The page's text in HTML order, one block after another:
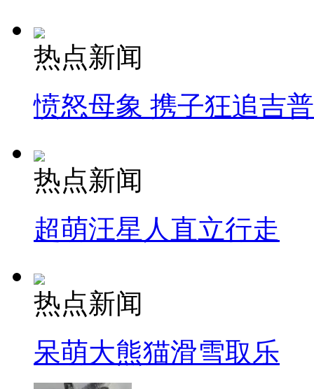
热点新闻
愤怒母象 携子狂追吉
热点新闻
超萌汪星人直立行走
热点新闻
呆萌大熊猫滑雪取乐